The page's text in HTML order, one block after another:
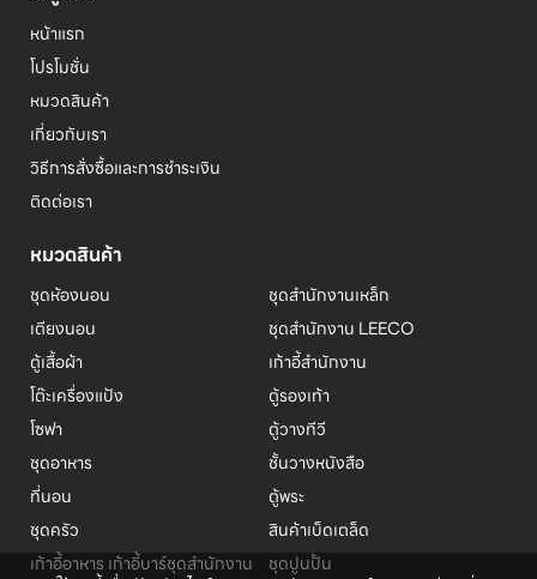
หน้าแรก
โปรโมชั่น
หมวดสินค้า
เกี่ยวกับเรา
วิธีการสั่งซื้อและการชำระเงิน
ติดต่อเรา
หมวดสินค้า
ชุดห้องนอน
เตียงนอน
ตู้เสื้อผ้า
โต๊ะเครื่องแป้ง
โซฟา
ชุดอาหาร
ที่นอน
ชุดครัว
เก้าอี้อาหาร เก้าอี้บาร์ชุดสำนักงาน
ชุดสำนักงานเหล็ก
ชุดสำนักงาน LEECO
เก้าอี้สำนักงาน
ตู้รองเท้า
ตู้วางทีวี
ชั้นวางหนังสือ
ตู้พระ
สินค้าเบ็ดเตล็ด
ชุดปูนปั้น